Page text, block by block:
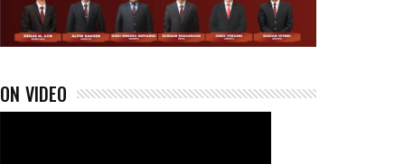
ON VIDEO